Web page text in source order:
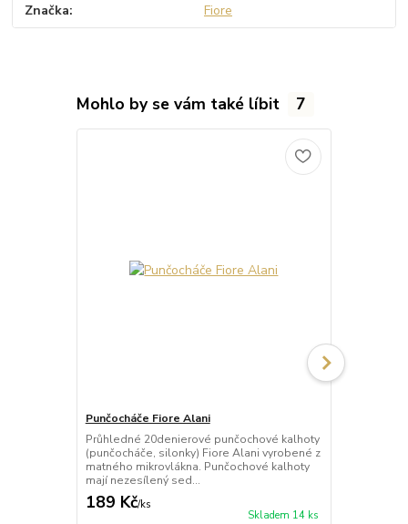
Značka Fiore
Mohlo by se vám také líbit 7
Punčocháče Fiore Alani
Průhledné 20denierové punčochové kalhoty
(punčocháče, silonky) Fiore Alani vyrobené z
matného mikrovlákna. Punčochové kalhoty
mají nezesílený sed...
189 Kč/ks
Skladem 14 ks